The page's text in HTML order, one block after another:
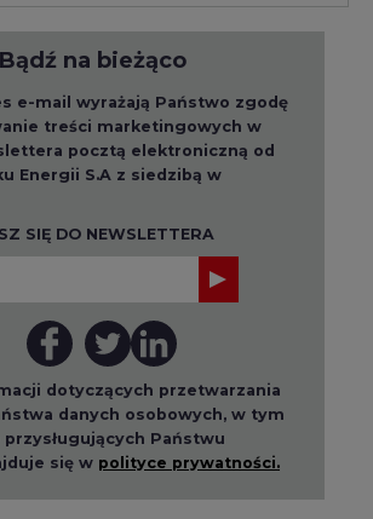
danych osobowych, w tym
Państwu
się w polityce prywatności.
branżowe